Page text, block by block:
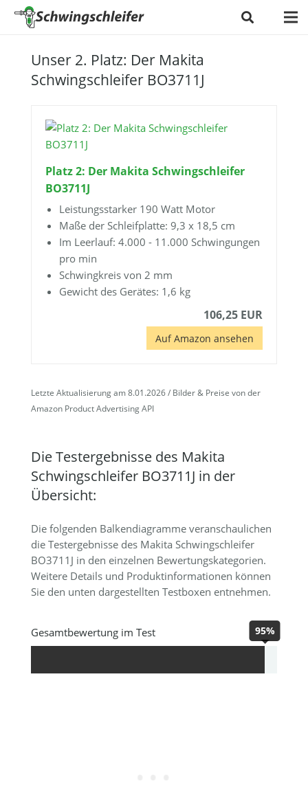
Unser 2. Platz: Der Makita
Schwingschleifer BO3711J
Platz 2: Der Makita Schwingschleifer
BO3711J
Leistungsstarker 190 Watt Motor
Maße der Schleifplatte: 9,3 x 18,5 cm
Im Leerlauf: 4.000 - 11.000 Schwingungen
pro min
Schwingkreis von 2 mm
Gewicht des Gerätes: 1,6 kg
106,25 EUR
Auf Amazon ansehen
Letzte Aktualisierung am 8.01.2026 / Bilder & Preise von der
Amazon Product Advertising API
Die Testergebnisse des Makita
Schwingschleifer BO3711J in der
Übersicht:
Die folgenden Balkendiagramme veranschaulichen
die Testergebnisse des Makita Schwingschleifer
BO3711J in den einzelnen Bewertungskategorien.
Weitere Details und Produktinformationen können
Sie den unten dargestellten Testboxen entnehmen.
Gesamtbewertung im Test 95%